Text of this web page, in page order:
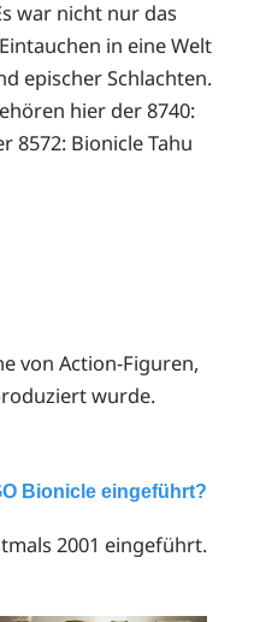
war nicht nur das
in eine Welt
epischer Schlachten.
hier der 8740:
8572: Bionicle Tahu
von Action-Figuren,
wurde.
Bionicle eingeführt?
2001 eingeführt.